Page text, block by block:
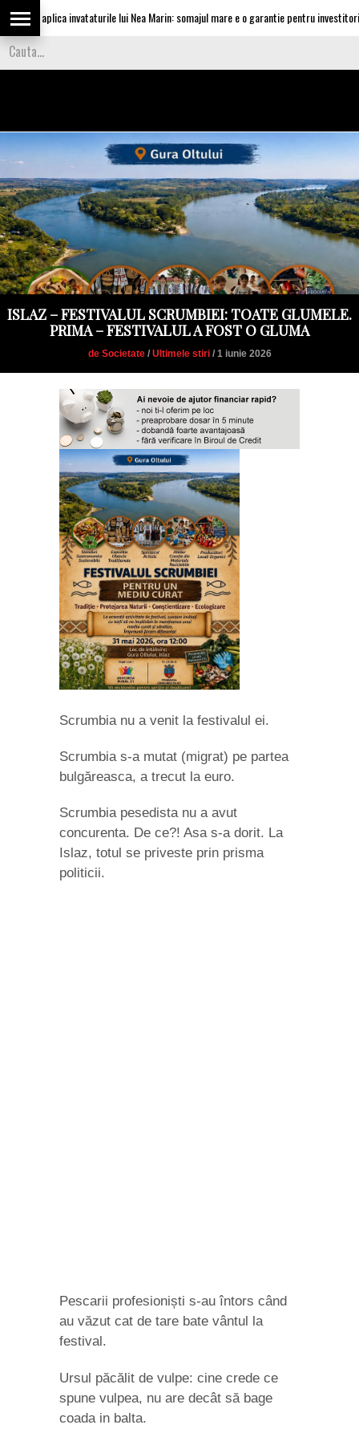
aplica invataturile lui Nea Marin: somajul mare e o garantie pentru investitori
ISLAZ – FESTIVALUL SCRUMBIEI: TOATE GLUMELE.
PRIMA – FESTIVALUL A FOST O GLUMA
de Societate/ Ultimele stiri/ 1 iunie 2026
Scrumbia nu a venit la festivalul ei.
Scrumbia s-a mutat (migrat) pe partea
bulgăreasca, a trecut la euro.
Scrumbia pesedista nu a avut
concurenta. De ce?! Asa s-a dorit. La
Islaz, totul se priveste prin prisma
politicii.
Pescarii profesioniști s-au întors când
au văzut cat de tare bate vântul la
festival.
Ursul păcălit de vulpe: cine crede ce
spune vulpea, nu are decât să bage
coada in balta.